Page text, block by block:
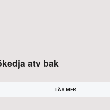
atv bak
LÄS MER